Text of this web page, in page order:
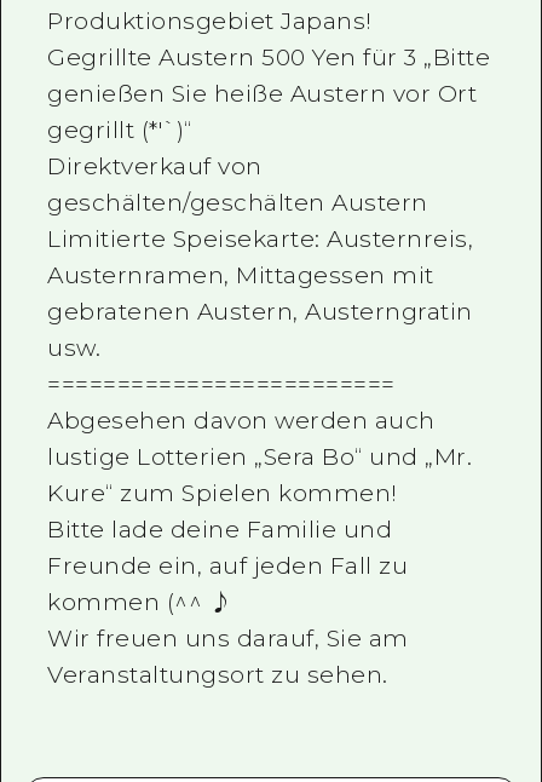
Produktionsgebiet Japans!
Gegrillte Austern 500 Yen für 3 „Bitte
genießen Sie heiße Austern vor Ort
gegrillt (*'`)“
Direktverkauf von
geschälten/geschälten Austern
Limitierte Speisekarte: Austernreis,
Austernramen, Mittagessen mit
gebratenen Austern, Austerngratin
usw.
=========================
Abgesehen davon werden auch
lustige Lotterien „Sera Bo“ und „Mr.
Kure“ zum Spielen kommen!
Bitte lade deine Familie und
Freunde ein, auf jeden Fall zu
kommen (^^ ♪
Wir freuen uns darauf, Sie am
Veranstaltungsort zu sehen.